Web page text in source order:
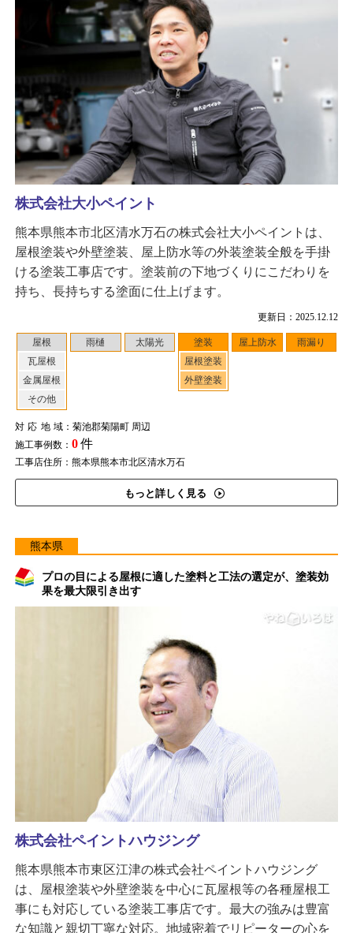
更新日：2025.12.12
屋根
瓦屋根
金属屋根
その他
雨樋 太陽光
塗装
屋根塗装
外壁塗装
屋上防水 雨漏り
対応地域：菊池郡菊陽町 周辺
施工事例数： 0件
工事店住所：熊本県熊本市北区清水万石
もっと詳しく見る
株式会社大小ペイント
熊本県熊本市北区清水万石の株式会社大小ペイントは、
屋根塗装や外壁塗装、屋上防水等の外装塗装全般を手掛
ける塗装工事店です。塗装前の下地づくりにこだわりを
持ち、長持ちする塗面に仕上げます。
熊本県
プロの目による屋根に適した塗料と工法の選定が、塗装効
果を最大限引き出す
株式会社ペイントハウジング
熊本県熊本市東区江津の株式会社ペイントハウジング
は、屋根塗装や外壁塗装を中心に瓦屋根等の各種屋根工
事にも対応している塗装工事店です。最大の強みは豊富
な知識と親切丁寧な対応。地域密着でリピーターの心を